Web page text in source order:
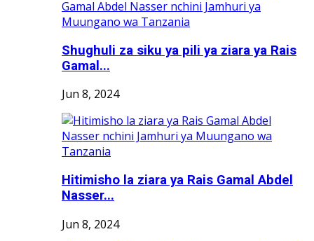
Shughuli za siku ya pili ya ziara ya Rais
Gamal...
Jun 8, 2024
Hitimisho la ziara ya Rais Gamal Abdel
Nasser...
Jun 8, 2024